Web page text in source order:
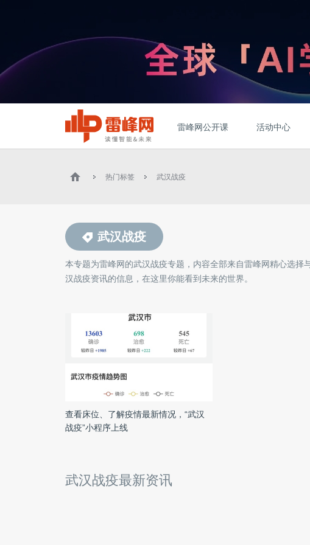
雷峰网公开课 活动中心
热门标签 武汉战疫
武汉战疫
本专题为雷峰网的武汉战疫专题，内容全部来自雷峰网精心选择
汉战疫资讯的信息，在这里你能看到未来的世界。
查看床位、了解疫情最新情况，“武汉
战疫”小程序上线
武汉战疫最新资讯